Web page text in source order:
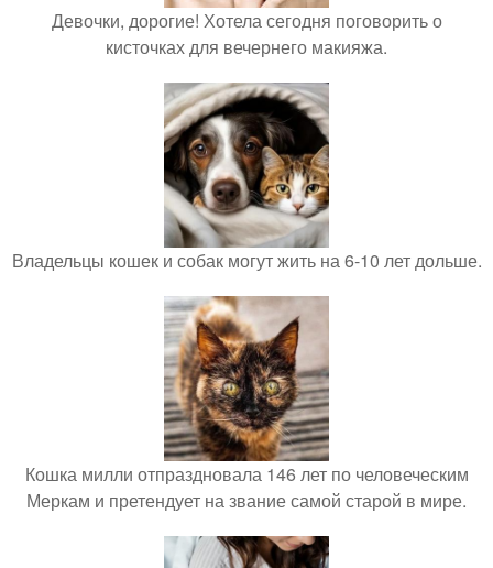
Девочки, дорогие! Хотела сегодня поговорить о
кисточках для вечернего макияжа.
Владельцы кошек и собак могут жить на 6-10 лет дольше.
Кошка милли отпраздновала 146 лет по человеческим
Меркам и претендует на звание самой старой в мире.